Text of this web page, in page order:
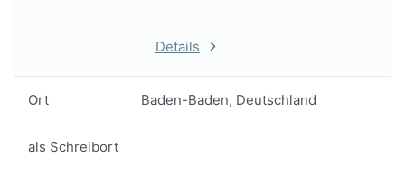
Details
Ort Baden-Baden, Deutschland
als Schreibort